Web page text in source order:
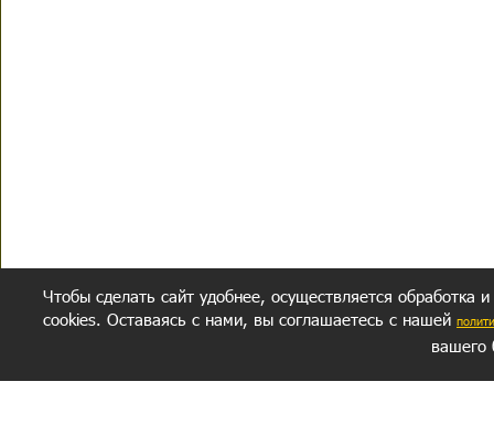
Чтобы сделать сайт удобнее, осуществляется обработка
cookies. Оставаясь с нами, вы соглашаетесь с нашей
вашего